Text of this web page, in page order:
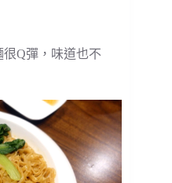
Q彈，味道也不